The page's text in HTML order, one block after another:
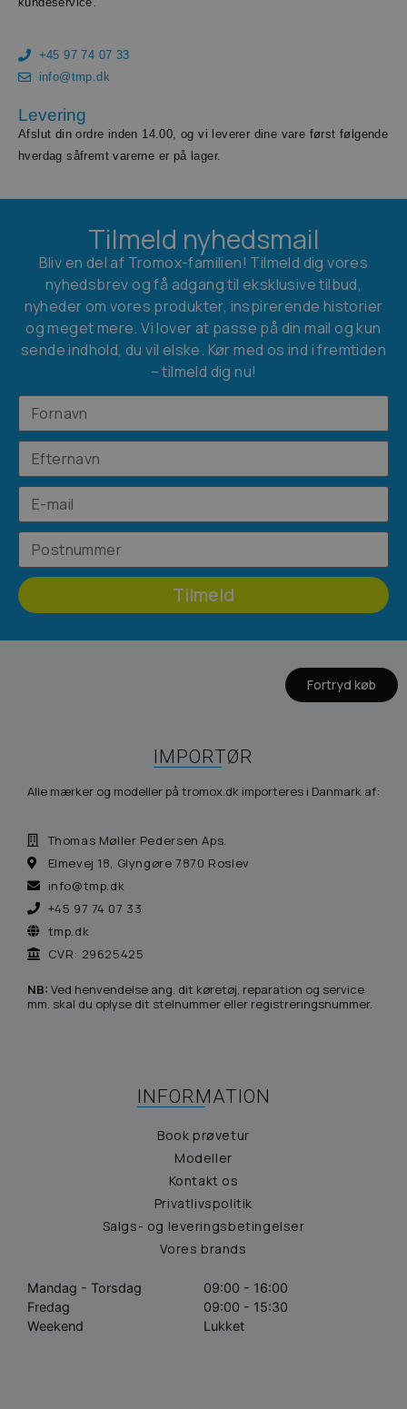
+45 97 74 07 33
info@tmp.dk
Levering
Afslut din ordre inden 14.00, og vi leverer dine vare først følgende
hverdag såfremt varerne er på lager.
Tilmeld nyhedsmail
Bliv en del af Tromox-familien! Tilmeld dig vores
nyhedsbrev og få adgang til eksklusive tilbud,
nyheder om vores produkter, inspirerende historier
og meget mere. Vi lover at passe på din mail og kun
sende indhold, du vil elske. Kør med os ind i fremtiden
– tilmeld dig nu!
Tilmeld
Fortryd køb
IMPORTØR
Alle mærker og modeller på tromox.dk importeres i Danmark af:
Thomas Møller Pedersen Aps.
Elmevej 18, Glyngøre 7870 Roslev
info@tmp.dk
+45 97 74 07 33
tmp.dk
CVR: 29625425
NB: Ved henvendelse ang. dit køretøj, reparation og service
mm. skal du oplyse dit stelnummer eller registreringsnummer.
INFORMATION
Book prøvetur
Modeller
Kontakt os
Privatlivspolitik
Salgs- og leveringsbetingelser
Vores brands
Mandag - Torsdag
09:00 - 16:00
Fredag
09:00 - 15:30
Weekend
Lukket